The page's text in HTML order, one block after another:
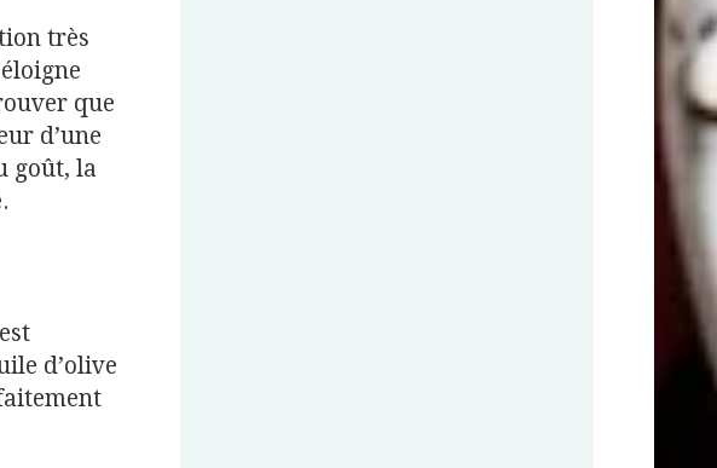
très
que
d’une
goût, la
d’olive